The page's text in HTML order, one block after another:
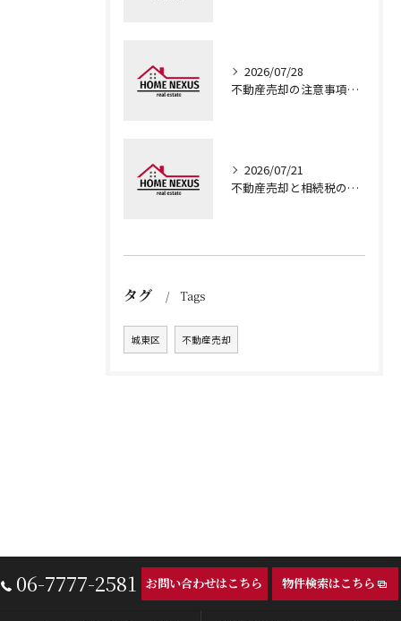
2026/07/28
不動産売却の注意事項を大阪府大阪市城東区新喜多東で押さえ安全に進めるコツ
2026/07/21
不動産売却と相続税の特例活用で税負担を最小化する実践ガイド
タグ Tags
城東区 不動産売却
06-7777-2581 お問い合わせはこちら 物件検索はこちら